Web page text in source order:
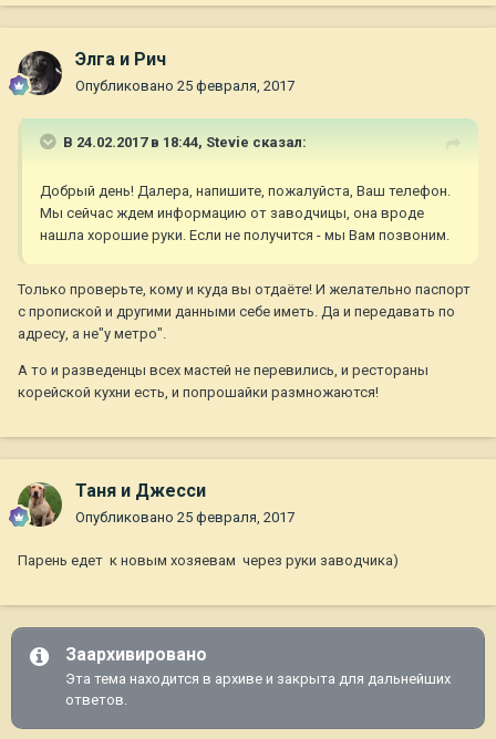
Элга и Рич
Опубликовано 25 февраля, 2017
В 24.02.2017 в 18:44, Stevie сказал:
Добрый день! Далера, напишите, пожалуйста, Ваш телефон.
Мы сейчас ждем информацию от заводчицы, она вроде
нашла хорошие руки. Если не получится - мы Вам позвоним.
Только проверьте, кому и куда вы отдаёте! И желательно паспорт
с пропиской и другими данными себе иметь. Да и передавать по
адресу, а не"у метро".
А то и разведенцы всех мастей не перевились, и рестораны
корейской кухни есть, и попрошайки размножаются!
Таня и Джесси
Опубликовано 25 февраля, 2017
Парень едет к новым хозяевам через руки заводчика)
Заархивировано
Эта тема находится в архиве и закрыта для дальнейших
ответов.